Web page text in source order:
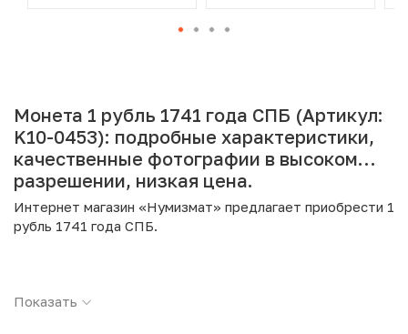
Монета 1 рубль 1741 года СПБ (Артикул:
K10-0453): подробные характеристики,
качественные фотографии в высоком
разрешении, низкая цена.
Интернет магазин «Нумизмат» предлагает приобрести 1
рубль 1741 года СПБ.
Страна: Российская Империя
Показать